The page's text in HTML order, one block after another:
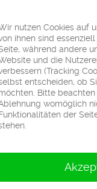
nutzen Cookies auf
ihnen sind
während andere
und die
(Tracking
entscheiden, ob
Bitte beachten
womöglich
der